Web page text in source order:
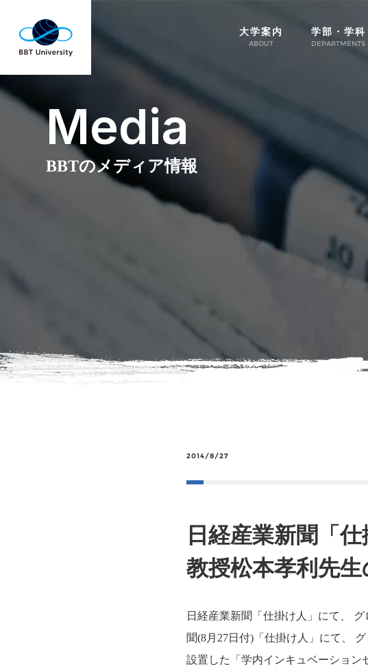
大学案内
ABOUT
学部・学科
DEPARTMENTS
Media
BBTのメディア情報
2014/8/27
日経産業新聞「
教授松本孝利先
日経産業新聞「仕掛け人」にて、
聞(8月27日付)「仕掛け人」にて、
設置した「学内インキュベーション